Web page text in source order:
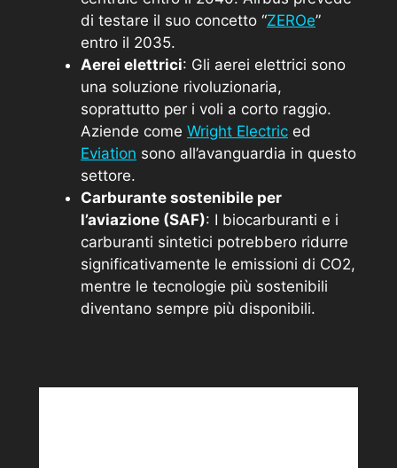
di testare il suo concetto “ZEROe”
entro il 2035.
Aerei elettrici: Gli aerei elettrici sono
una soluzione rivoluzionaria,
soprattutto per i voli a corto raggio.
Aziende come Wright Electric ed
Eviation sono all’avanguardia in questo
settore.
Carburante sostenibile per
l’aviazione (SAF): I biocarburanti e i
carburanti sintetici potrebbero ridurre
significativamente le emissioni di CO2,
mentre le tecnologie più sostenibili
diventano sempre più disponibili.